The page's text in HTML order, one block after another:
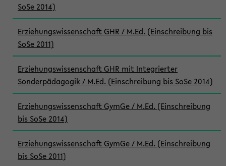
SoSe 2014)
Erziehungswissenschaft GHR / M.Ed. (Einschreibung bis
SoSe 2011)
Erziehungswissenschaft GHR mit Integrierter
Sonderpädagogik / M.Ed. (Einschreibung bis SoSe 2014)
Erziehungswissenschaft GymGe / M.Ed. (Einschreibung
bis SoSe 2014)
Erziehungswissenschaft GymGe / M.Ed. (Einschreibung
bis SoSe 2011)